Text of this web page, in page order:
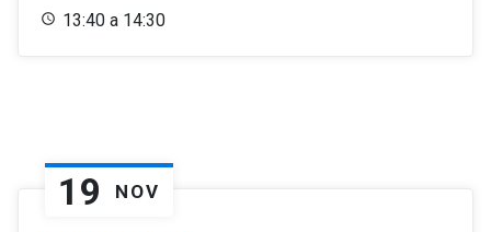
13:40 a 14:30
19 NOV